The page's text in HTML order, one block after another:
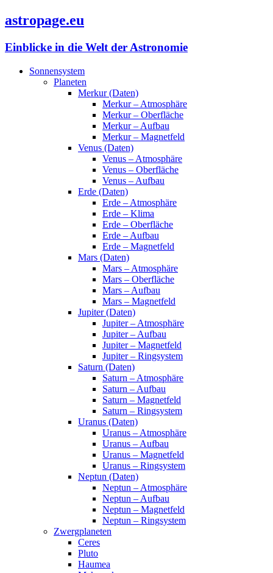
astropage.eu
Einblicke in die Welt der Astronomie
Sonnensystem
Planeten
Merkur (Daten)
Merkur – Atmosphäre
Merkur – Oberfläche
Merkur – Aufbau
Merkur – Magnetfeld
Venus (Daten)
Venus – Atmosphäre
Venus – Oberfläche
Venus – Aufbau
Erde (Daten)
Erde – Atmosphäre
Erde – Klima
Erde – Oberfläche
Erde – Aufbau
Erde – Magnetfeld
Mars (Daten)
Mars – Atmosphäre
Mars – Oberfläche
Mars – Aufbau
Mars – Magnetfeld
Jupiter (Daten)
Jupiter – Atmosphäre
Jupiter – Aufbau
Jupiter – Magnetfeld
Jupiter – Ringsystem
Saturn (Daten)
Saturn – Atmosphäre
Saturn – Aufbau
Saturn – Magnetfeld
Saturn – Ringsystem
Uranus (Daten)
Uranus – Atmosphäre
Uranus – Aufbau
Uranus – Magnetfeld
Uranus – Ringsystem
Neptun (Daten)
Neptun – Atmosphäre
Neptun – Aufbau
Neptun – Magnetfeld
Neptun – Ringsystem
Zwergplaneten
Ceres
Pluto
Haumea